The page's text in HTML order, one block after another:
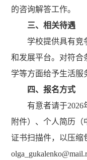
的咨询解答工作。
三、相关待遇
学校提供具有竞
和发展平台。对符合
学等方面给予生活服
四、报名方式
有意者请于2026
附件）、个人简历
证书扫描件，以压缩